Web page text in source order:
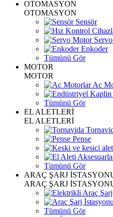
OTOMASYON
OTOMASYON
Sensör
Enkoder
Tümünü Gör
MOTOR
MOTOR
Ac
Tümünü Gör
EL ALETLERİ
EL ALETLERİ
Pense
Tümünü Gör
ARAÇ ŞARJ
ARAÇ ŞARJ
Tümünü Gör